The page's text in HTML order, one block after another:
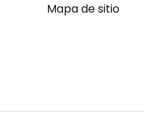
Mapa de sitio